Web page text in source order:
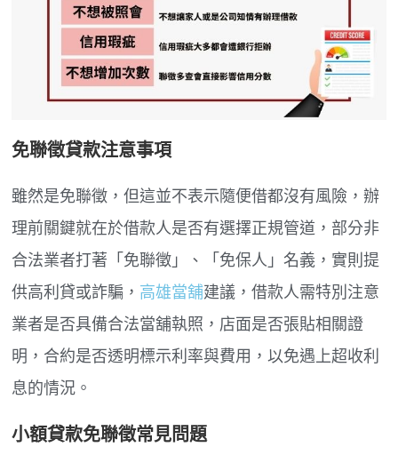
免聯徵貸款注意事項
雖然是免聯徵，但這並不表示隨便借都沒有風險，辦
理前關鍵就在於借款人是否有選擇正規管道，部分非
合法業者打著「免聯徵」、「免保人」名義，實則提
供高利貸或詐騙， 高雄當舖建議，借款人需特別注意
業者是否具備合法當舖執照，店面是否張貼相關證
明，合約是否透明標示利率與費用，以免遇上超收利
息的情況。
小額貸款免聯徵常見問題